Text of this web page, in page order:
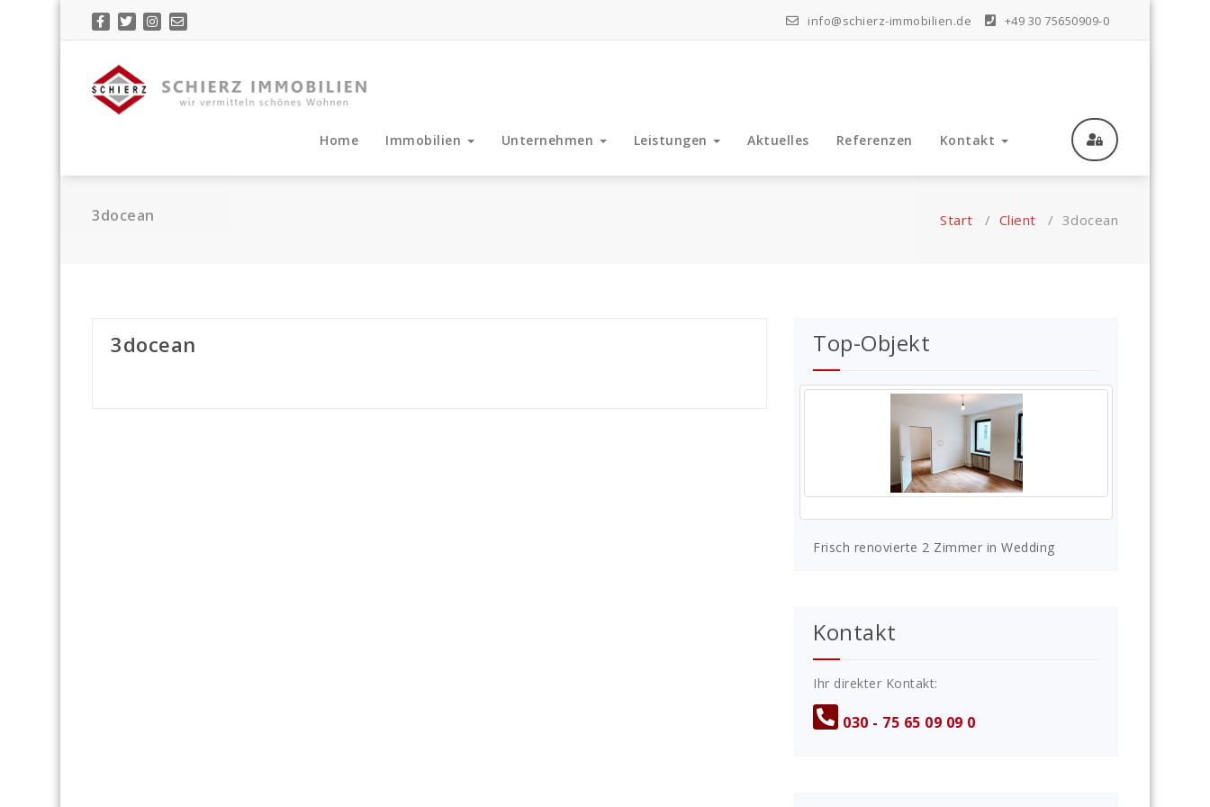
Inhalt
springen
info@schierz-immobilien.de +49 30 75650909-0
wir vermitteln schönes Wohnen...
Home Immobilien Unternehmen Leistungen Aktuelles Referenzen Kontakt
3docean Start / Client / 3docean
3docean Top-Objekt
Frisch renovierte 2 Zimmer in Wedding
Kontakt
Ihr direkter Kontakt:
030 - 75 65 09 09 0